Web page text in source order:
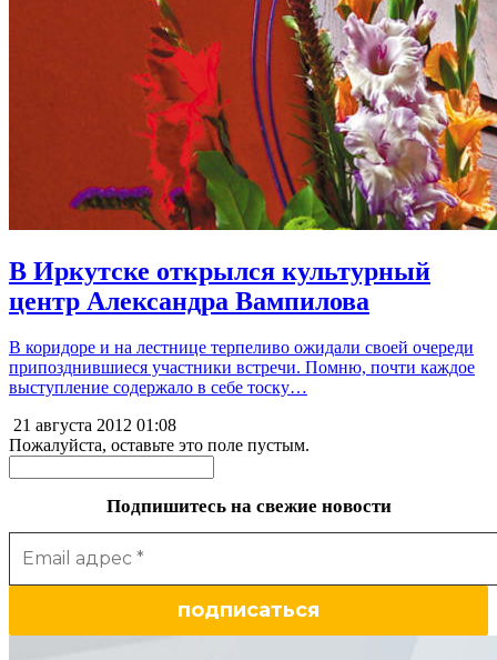
В Иркутске открылся культурный
центр Александра Вампилова
В коридоре и на лестнице терпеливо ожидали своей очереди
припозднившиеся участники встречи. Помню, почти каждое
выступление содержало в себе тоску…
21 августа 2012 01:08
Пожалуйста, оставьте это поле пустым.
Подпишитесь на свежие новости